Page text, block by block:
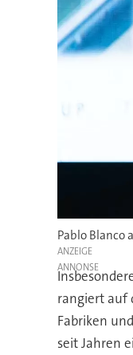
Pablo Blanco
ANZEIGE
rangiert auf
Fabriken
seit Jahren